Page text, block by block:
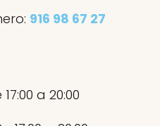
916 98 67 27
17:00 a 20:00